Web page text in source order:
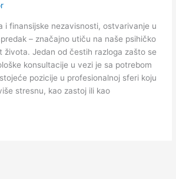
i finansijske nezavisnosti, ostvarivanje u
– značajno utiču na naše psihičko
života. Jedan od čestih razloga zašto se
konsultacije u vezi je sa potrebom
pozicije u profesionalnoj sferi koju
stresnu, kao zastoj ili kao